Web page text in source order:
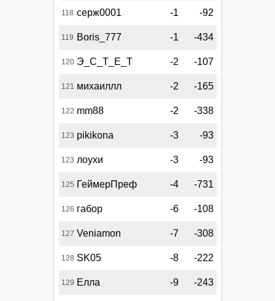
118 серж0001 -1 -92
119 Boris_777 -1 -434
120 Э_С_Т_Е_Т -2 -107
121 михаиллл -2 -165
122 mm88 -2 -338
123 pikikona -3 -93
123 лоухи -3 -93
125 ГеймерПреф -4 -731
126 габор -6 -108
127 Veniamon -7 -308
128 SK05 -8 -222
129 Елла -9 -243